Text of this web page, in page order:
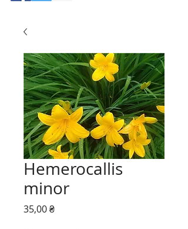
Hemerocallis
minor
35,00 ₴Цена